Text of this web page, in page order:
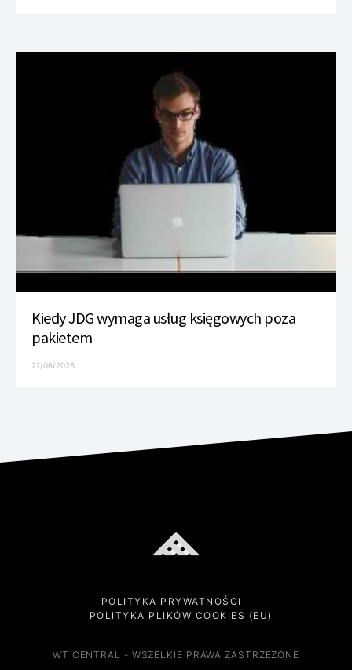
Kiedy JDG wymaga usług księgowych poza
pakietem
21/06/2026
POLITYKA PRYWATNOŚCI
POLITYKA PLIKÓW COOKIES (EU)
WT CENTRAL - WSZELKIE PRAWA ZASTRZEŻONE